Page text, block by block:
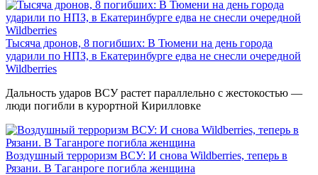
Тысяча дронов, 8 погибших: В Тюмени на день города
ударили по НПЗ, в Екатеринбурге едва не снесли очередной
Wildberries
Дальность ударов ВСУ растет параллельно с жестокостью —
люди погибли в курортной Кирилловке
Воздушный терроризм ВСУ: И снова Wildberries, теперь в
Рязани. В Таганроге погибла женщина